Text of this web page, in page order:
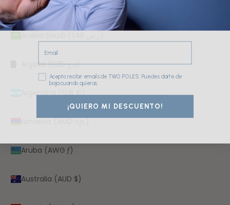
Antigua y Barbuda (XCD $)
Argelia (DZD د.ج)
Argentina (EUR €)
Armenia (AMD դր.)
Aruba (AWG ƒ)
Australia (AUD $)
Email
Consentimiento
Acepto recibir emails de TWO POLES. Puedes darte de
baja cuando quieras.
¡QUIERO MI DESCUENTO!